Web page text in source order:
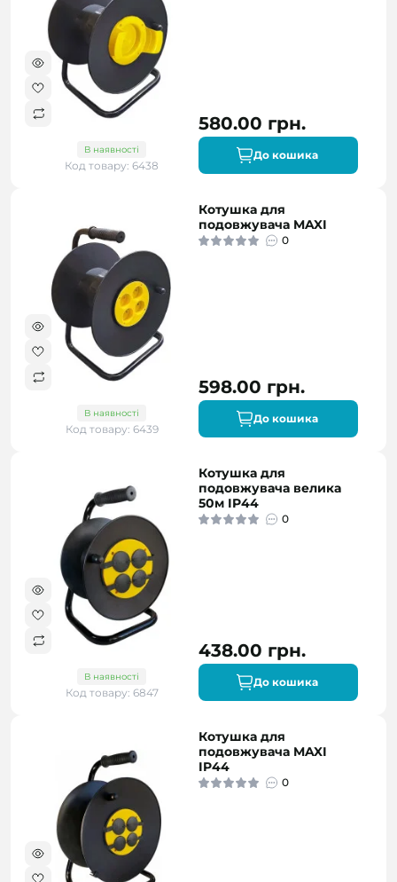
В наявності
Код товару: 6438
580.00 грн.
До кошика
В наявності
Код товару: 6439
Котушка для
подовжувача MAXI
0
598.00 грн.
До кошика
В наявності
Код товару: 6847
Котушка для
подовжувача велика
50м IP44
0
438.00 грн.
До кошика
Котушка для
подовжувача MAXI
IP44
0